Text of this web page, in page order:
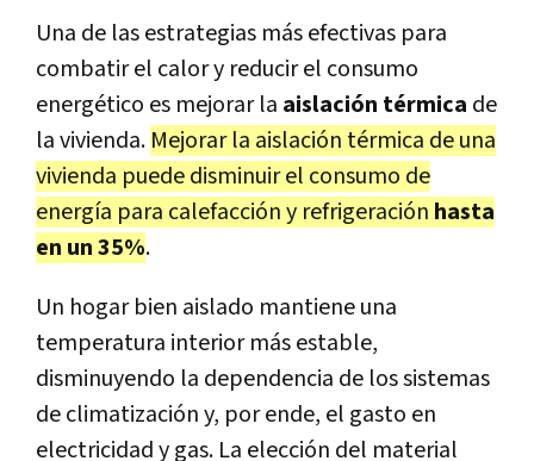
Una de las estrategias más efectivas para
combatir el calor y reducir el consumo
energético es mejorar la aislación térmica de
la vivienda. Mejorar la aislación térmica de una
vivienda puede disminuir el consumo de
energía para calefacción y refrigeración hasta
en un 35%.
Un hogar bien aislado mantiene una
temperatura interior más estable,
disminuyendo la dependencia de los sistemas
de climatización y, por ende, el gasto en
electricidad y gas. La elección del material